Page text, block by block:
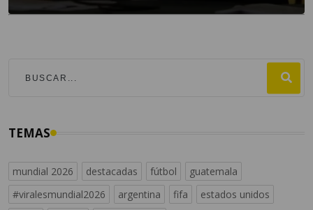
TEMAS
mundial 2026 destacadas fútbol
guatemala
#viralesmundial2026
argentina fifa
estados unidos